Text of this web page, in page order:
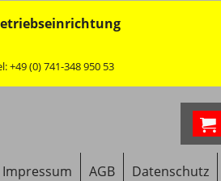
+49 (0) 741-348 950 53
Impressum AGB Datenschutz